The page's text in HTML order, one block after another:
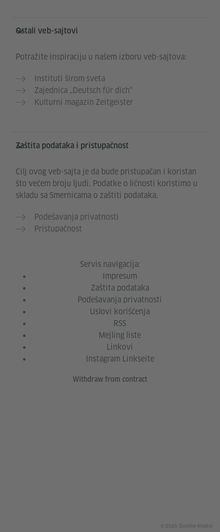
Ostali veb-sajtovi
Potražite inspiraciju u našem izboru veb-sajtova:
Instituti širom sveta
Zajednica „Deutsch für dich“
Kulturni magazin Zeitgeister
Zaštita podataka i pristupačnost
Cilj ovog veb-sajta je da bude pristupačan i koristan
što većem broju ljudi. Podatke o ličnosti koristimo u
skladu sa Smernicama o zaštiti podataka.
Podešavanja privatnosti
Pristupačnost
Servis navigacija:
© 2026 Goethe-Institut
Impresum
Zaštita podataka
Podešavanja privatnosti​
Uslovi korišćenja
RSS
Mejling liste
Linkovi
Instagram Linkseite
Withdraw from contract